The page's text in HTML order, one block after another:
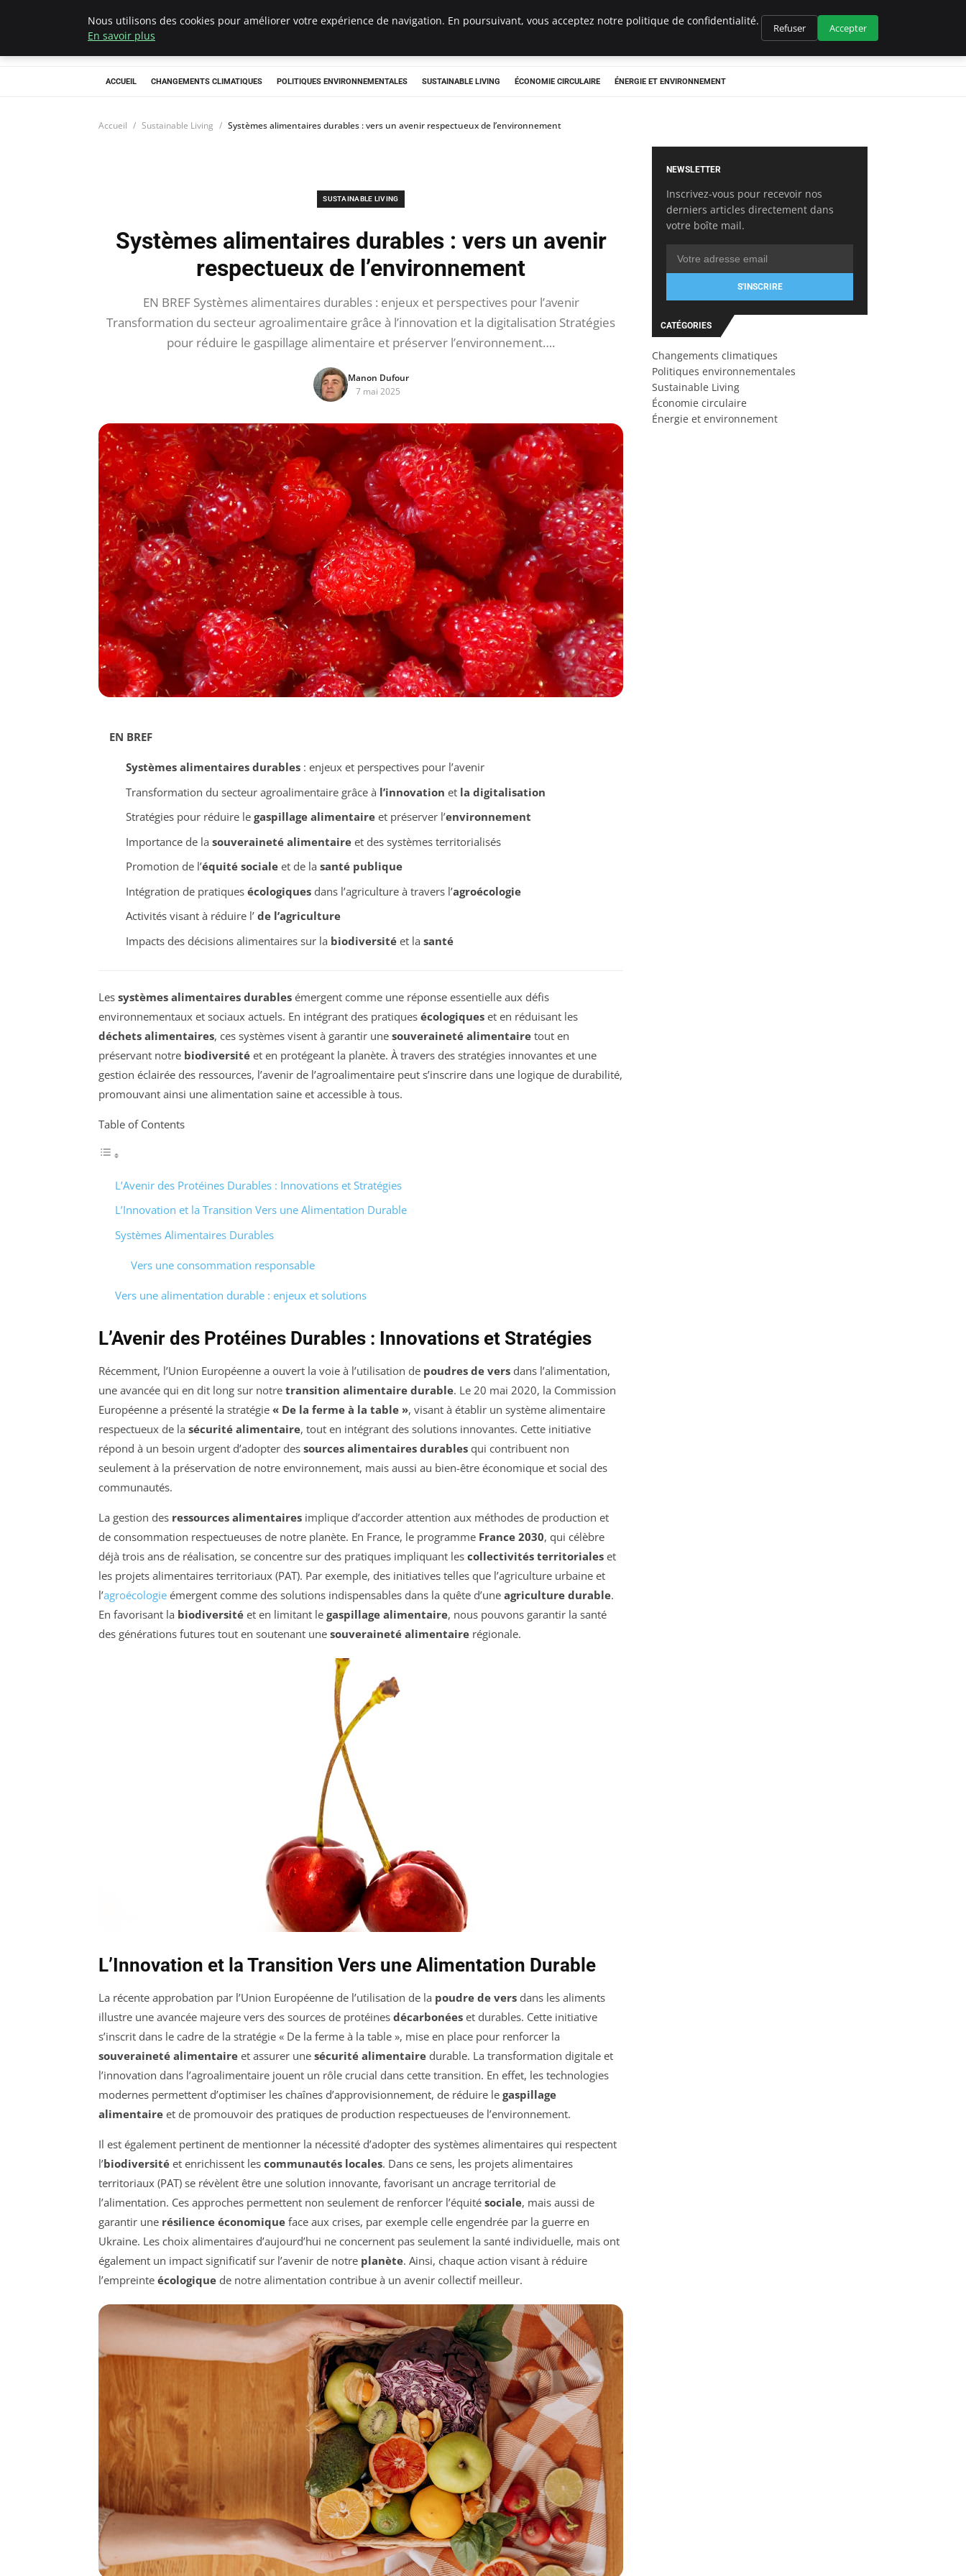
Climategatecountryclub.com
ACCUEIL CHANGEMENTS CLIMATIQUES POLITIQUES ENVIRONNEMENTALES SUSTAINABLE LIVING ÉCONOMIE CIRCULAIRE ÉNERGIE ET ENVIRONNEMENT
Accueil Sustainable Living Systèmes alimentaires durables : vers un avenir respectueux de l’environnement
SUSTAINABLE LIVING
Systèmes alimentaires durables : vers un avenir
respectueux de l’environnement
EN BREF Systèmes alimentaires durables : enjeux et perspectives pour l’avenir
Transformation du secteur agroalimentaire grâce à l’innovation et la digitalisation Stratégies
pour réduire le gaspillage alimentaire et préserver l’environnement….
Manon Dufour
7 mai 2025
EN BREF
Systèmes alimentaires durables: enjeux et perspectives pour l’avenir
Transformation du secteur agroalimentaire grâce à l’innovation et la digitalisation
Stratégies pour réduire le gaspillage alimentaireet préserver l’environnement
Importance de la souveraineté alimentaireet des systèmes territorialisés
Promotion de l’équité socialeet de la santé publique
Intégration de pratiques écologiquesdans l’agriculture à travers l’agroécologie
Activités visant à réduire l’de l’agriculture
Impacts des décisions alimentaires sur la biodiversitéet la santé
Les systèmes alimentaires durables émergent comme une réponse essentielle aux défis
environnementaux et sociaux actuels. En intégrant des pratiques écologiques et en réduisant les
déchets alimentaires, ces systèmes visent à garantir une souveraineté alimentaire tout en
préservant notre biodiversité et en protégeant la planète. À travers des stratégies innovantes et une
gestion éclairée des ressources, l’avenir de l’agroalimentaire peut s’inscrire dans une logique de durabilité,
promouvant ainsi une alimentation saine et accessible à tous.
Table of Contents
L’Avenir des Protéines Durables : Innovations et Stratégies
L’Innovation et la Transition Vers une Alimentation Durable
Systèmes Alimentaires Durables
Vers une consommation responsable
Vers une alimentation durable : enjeux et solutions
L’Avenir des Protéines Durables : Innovations et Stratégies
Récemment, l’Union Européenne a ouvert la voie à l’utilisation de poudres de vers dans l’alimentation,
une avancée qui en dit long sur notre transition alimentaire durable. Le 20 mai 2020, la Commission
Européenne a présenté la stratégie « De la ferme à la table », visant à établir un système alimentaire
respectueux de la sécurité alimentaire, tout en intégrant des solutions innovantes. Cette initiative
répond à un besoin urgent d’adopter des sources alimentaires durables qui contribuent non
seulement à la préservation de notre environnement, mais aussi au bien-être économique et social des
communautés.
La gestion des ressources alimentaires implique d’accorder attention aux méthodes de production et
de consommation respectueuses de notre planète. En France, le programme France 2030, qui célèbre
déjà trois ans de réalisation, se concentre sur des pratiques impliquant les collectivités territoriales et
les projets alimentaires territoriaux (PAT). Par exemple, des initiatives telles que l’agriculture urbaine et
l’agroécologie émergent comme des solutions indispensables dans la quête d’une agriculture durable.
En favorisant la biodiversité et en limitant le gaspillage alimentaire, nous pouvons garantir la santé
des générations futures tout en soutenant une souveraineté alimentaire régionale.
L’Innovation et la Transition Vers une Alimentation Durable
La récente approbation par l’Union Européenne de l’utilisation de la poudre de vers dans les aliments
illustre une avancée majeure vers des sources de protéines décarbonées et durables. Cette initiative
s’inscrit dans le cadre de la stratégie « De la ferme à la table », mise en place pour renforcer la
souveraineté alimentaire et assurer une sécurité alimentaire durable. La transformation digitale et
l’innovation dans l’agroalimentaire jouent un rôle crucial dans cette transition. En effet, les technologies
modernes permettent d’optimiser les chaînes d’approvisionnement, de réduire le gaspillage
alimentaire et de promouvoir des pratiques de production respectueuses de l’environnement.
Il est également pertinent de mentionner la nécessité d’adopter des systèmes alimentaires qui respectent
l’biodiversité et enrichissent les communautés locales. Dans ce sens, les projets alimentaires
territoriaux (PAT) se révèlent être une solution innovante, favorisant un ancrage territorial de
l’alimentation. Ces approches permettent non seulement de renforcer l’équité sociale, mais aussi de
garantir une résilience économique face aux crises, par exemple celle engendrée par la guerre en
Ukraine. Les choix alimentaires d’aujourd’hui ne concernent pas seulement la santé individuelle, mais ont
également un impact significatif sur l’avenir de notre planète. Ainsi, chaque action visant à réduire
l’empreinte écologique de notre alimentation contribue à un avenir collectif meilleur.
NEWSLETTER
Inscrivez-vous pour recevoir nos
derniers articles directement dans
votre boîte mail.
S'INSCRIRE
CATÉGORIES
Changements climatiques
Politiques environnementales
Sustainable Living
Économie circulaire
Énergie et environnement
Nous utilisons des cookies pour améliorer votre expérience de navigation. En poursuivant, vous acceptez notre politique de confidentialité.
En savoir plus
Refuser Accepter